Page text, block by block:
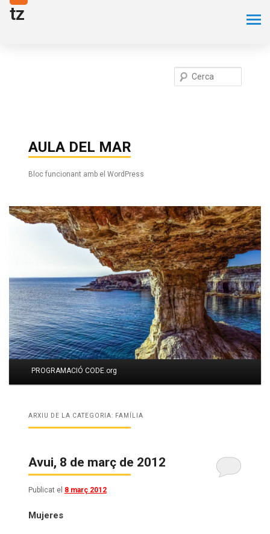
AULA DEL MAR
Bloc funcionant amb el WordPress
Cerca
principalAneu
contingut
principal
Aneu
contingut
secundari
PROGRAMACIÓ CODE.org
ARXIU DE LA CATEGORIA: FAMÍLIA
Avui, 8 de març de 2012
Publicat el 8 març 2012
Mujeres
tz